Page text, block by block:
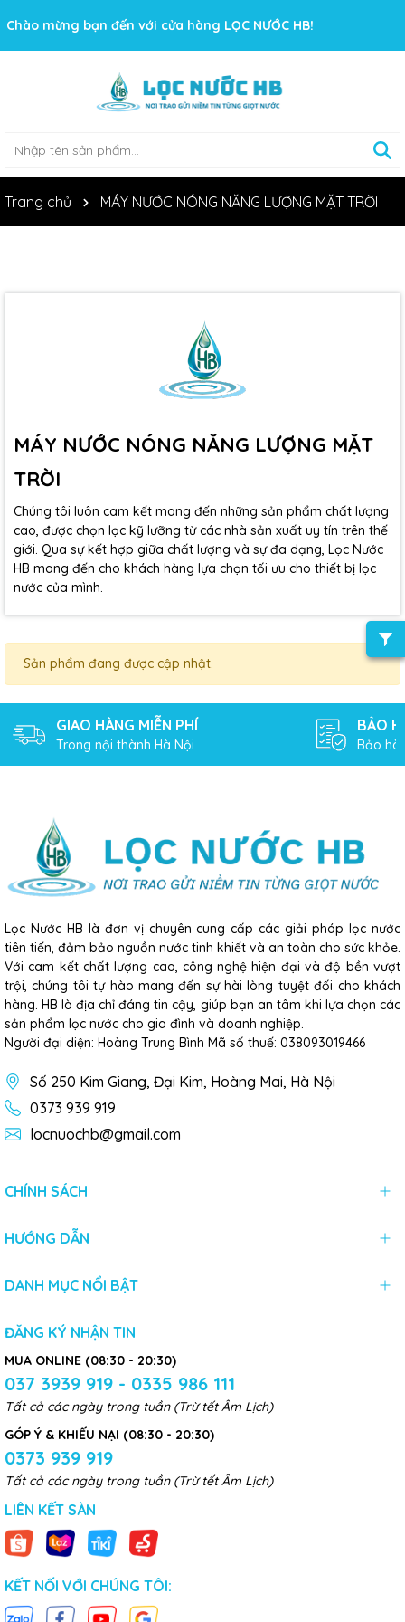
Chào mừng bạn đến với cửa hàng LỌC NƯỚC HB!
Trang chủ MÁY NƯỚC NÓNG NĂNG LƯỢNG MẶT TRỜI
MÁY NƯỚC NÓNG NĂNG LƯỢNG MẶT
TRỜI
Chúng tôi luôn cam kết mang đến những sản phẩm chất lượng
cao, được chọn lọc kỹ lưỡng từ các nhà sản xuất uy tín trên thế
giới. Qua sự kết hợp giữa chất lượng và sự đa dạng, Lọc Nước
HB mang đến cho khách hàng lựa chọn tối ưu cho thiết bị lọc
nước của mình.
Sản phẩm đang được cập nhật.
GIAO HÀNG MIỄN PHÍ
Trong nội thành Hà Nội
BẢO
Bảo
Lọc Nước HB là đơn vị chuyên cung cấp các giải pháp lọc nước
tiên tiến, đảm bảo nguồn nước tinh khiết và an toàn cho sức khỏe.
Với cam kết chất lượng cao, công nghệ hiện đại và độ bền vượt
trội, chúng tôi tự hào mang đến sự hài lòng tuyệt đối cho khách
hàng. HB là địa chỉ đáng tin cậy, giúp bạn an tâm khi lựa chọn các
sản phẩm lọc nước cho gia đình và doanh nghiệp.
Người đại diện: Hoàng Trung Bình Mã số thuế: 038093019466
Số 250 Kim Giang, Đại Kim, Hoàng Mai, Hà Nội
0373 939 919
locnuochb@gmail.com
CHÍNH SÁCH
HƯỚNG DẪN
DANH MỤC NỔI BẬT
ĐĂNG KÝ NHẬN TIN
MUA ONLINE (08:30 - 20:30)
037 3939 919 - 0335 986 111
Tất cả các ngày trong tuần (Trừ tết Âm Lịch)
GÓP Ý & KHIẾU NẠI (08:30 - 20:30)
0373 939 919
Tất cả các ngày trong tuần (Trừ tết Âm Lịch)
LIÊN KẾT SÀN
KẾT NỐI VỚI CHÚNG TÔI: